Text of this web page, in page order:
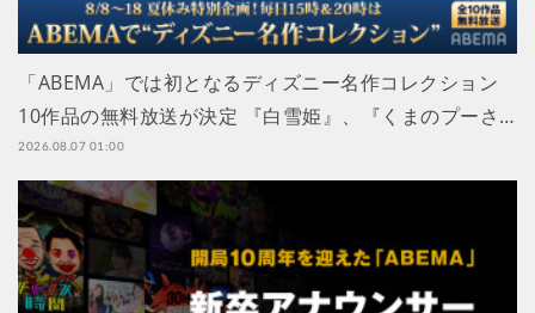
「ABEMA」では初となるディズニー名作コレクション
10作品の無料放送が決定 『白雪姫』、『くまのプーさ…
2026.08.07 01:00